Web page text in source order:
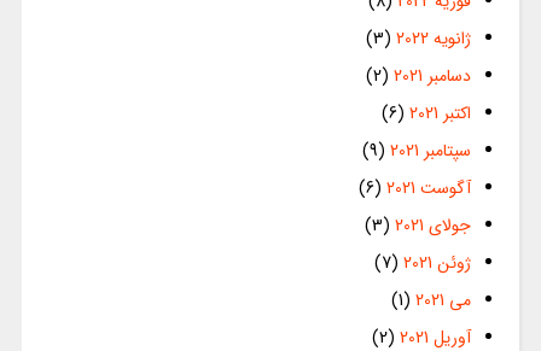
ژانویه 2022
(3)
دسامبر 2021
(2)
اکتبر 2021
(6)
سپتامبر 2021
(9)
آگوست 2021
(6)
جولای 2021
(3)
ژوئن 2021
(7)
می 2021
(1)
آوریل 2021
(2)